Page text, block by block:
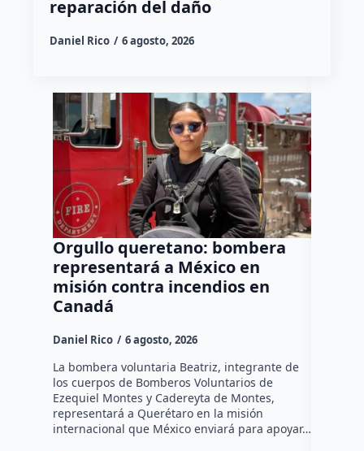
reparación del daño
Daniel Rico 6 agosto, 2026
Orgullo queretano: bombera
representará a México en
misión contra incendios en
Canadá
Daniel Rico 6 agosto, 2026
La bombera voluntaria Beatriz, integrante de
los cuerpos de Bomberos Voluntarios de
Ezequiel Montes y Cadereyta de Montes,
representará a Querétaro en la misión
internacional que México enviará para apoyar…